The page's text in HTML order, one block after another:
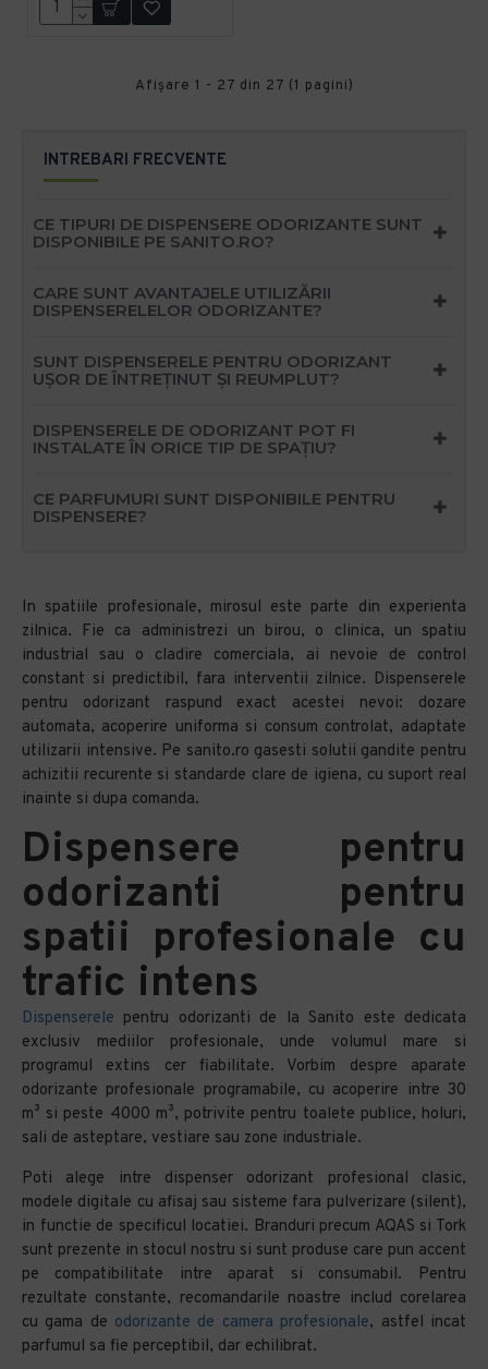
Afişare 1 - 27 din 27 (1 pagini)
INTREBARI FRECVENTE
CE TIPURI DE DISPENSERE ODORIZANTE SUNT
DISPONIBILE PE SANITO.RO?
CARE SUNT AVANTAJELE UTILIZĂRII
DISPENSERELELOR ODORIZANTE?
SUNT DISPENSERELE PENTRU ODORIZANT
UȘOR DE ÎNTREȚINUT ȘI REUMPLUT?
DISPENSERELE DE ODORIZANT POT FI
INSTALATE ÎN ORICE TIP DE SPAȚIU?
CE PARFUMURI SUNT DISPONIBILE PENTRU
DISPENSERE?
In spatiile profesionale, mirosul este parte din experienta
zilnica. Fie ca administrezi un birou, o clinica, un spatiu
industrial sau o cladire comerciala, ai nevoie de control
constant si predictibil, fara interventii zilnice. Dispenserele
pentru odorizant raspund exact acestei nevoi: dozare
automata, acoperire uniforma si consum controlat, adaptate
utilizarii intensive. Pe sanito.ro gasesti solutii gandite pentru
achizitii recurente si standarde clare de igiena, cu suport real
inainte si dupa comanda.
Dispensere pentru
odorizanti pentru
spatii profesionale cu
trafic intens
Dispenserele pentru odorizanti de la Sanito este dedicata
exclusiv mediilor profesionale, unde volumul mare si
programul extins cer fiabilitate. Vorbim despre aparate
odorizante profesionale programabile, cu acoperire intre 30
m³ si peste 4000 m³, potrivite pentru toalete publice, holuri,
sali de asteptare, vestiare sau zone industriale.
Poti alege intre dispenser odorizant profesional clasic,
modele digitale cu afisaj sau sisteme fara pulverizare (silent),
in functie de specificul locatiei. Branduri precum AQAS si Tork
sunt prezente in stocul nostru si sunt produse care pun accent
pe compatibilitate intre aparat si consumabil. Pentru
rezultate constante, recomandarile noastre includ corelarea
cu gama de odorizante de camera profesionale, astfel incat
parfumul sa fie perceptibil, dar echilibrat.